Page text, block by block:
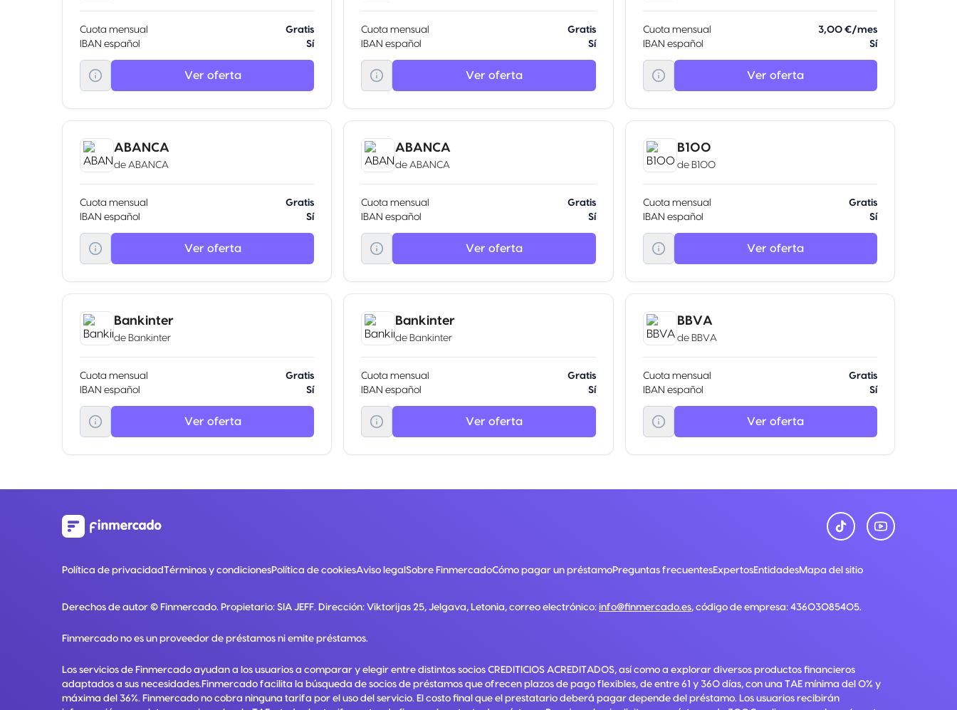
Cuota mensual
Gratis
IBAN español
Sí
Ver oferta
Cuota mensual
Gratis
IBAN español
Sí
Ver oferta
Cuota mensual
3,00 €/mes
IBAN español
Sí
Ver oferta
ABANCA
de ABANCA
Cuota mensual
Gratis
IBAN español
Sí
Ver oferta
ABANCA
de ABANCA
Cuota mensual
Gratis
IBAN español
Sí
Ver oferta
B100
de B100
Cuota mensual
Gratis
IBAN español
Sí
Ver oferta
Bankinter
de Bankinter
Cuota mensual
Gratis
IBAN español
Sí
Ver oferta
Bankinter
de Bankinter
Cuota mensual
Gratis
IBAN español
Sí
Ver oferta
BBVA
de BBVA
Cuota mensual
Gratis
IBAN español
Sí
Ver oferta
Política de privacidadTérminos y condicionesPolítica de cookiesAviso legal Sobre FinmercadoCómo pagar un préstamoPreguntas frecuentesExpertosEntidadesMapa del sitio
Derechos de autor © Finmercado. Propietario: SIA JEFF. Dirección: Viktorijas 25, Jelgava, Letonia, correo electrónico: info@finmercado.es, código de empresa: 43603085405.
Finmercado no es un proveedor de préstamos ni emite préstamos.
Los servicios de Finmercado ayudan a los usuarios a comparar y elegir entre distintos socios CREDITICIOS ACREDITADOS, así como a explorar diversos productos financieros
adaptados a sus necesidades.Finmercado facilita la búsqueda de socios de préstamos que ofrecen plazos de pago flexibles, de entre 61 y 360 días, con una TAE mínima del 0% y
máxima del 36%. Finmercado no cobra ninguna tarifa por el uso del servicio. El costo final que el prestatario deberá pagar depende del préstamo. Los usuarios recibirán